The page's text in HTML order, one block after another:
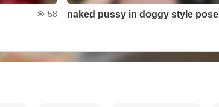
58 naked pussy in doggy style pose